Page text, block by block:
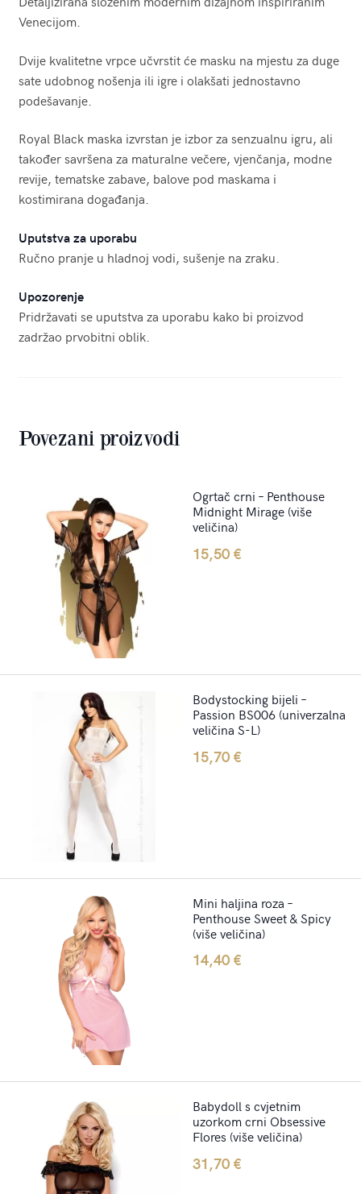
Venecijom.
Dvije kvalitetne vrpce učvrstit će masku na mjestu za duge
sate udobnog nošenja ili igre i olakšati jednostavno
podešavanje.
Royal Black maska ​​izvrstan je izbor za senzualnu igru, ali
također savršena za maturalne večere, vjenčanja, modne
revije, tematske zabave, balove pod maskama i
kostimirana događanja.
Uputstva za uporabu
Ručno pranje u hladnoj vodi, sušenje na zraku.
Upozorenje
Pridržavati se uputstva za uporabu kako bi proizvod
zadržao prvobitni oblik.
Povezani proizvodi
Ogrtač crni – Penthouse
Midnight Mirage (više
veličina)
15,50€
Bodystocking bijeli –
Passion BS006 (univerzalna
veličina S-L)
15,70€
Mini haljina roza –
Penthouse Sweet & Spicy
(više veličina)
14,40€
Babydoll s cvjetnim
uzorkom crni Obsessive
Flores (više veličina)
31,70€